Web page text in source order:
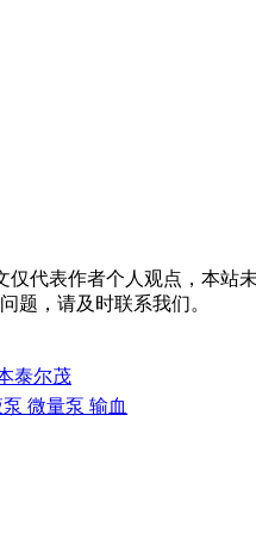
仅代表作者个人观点，本站
题，请及时联系我们。
泰尔茂
泵 微量泵 输血